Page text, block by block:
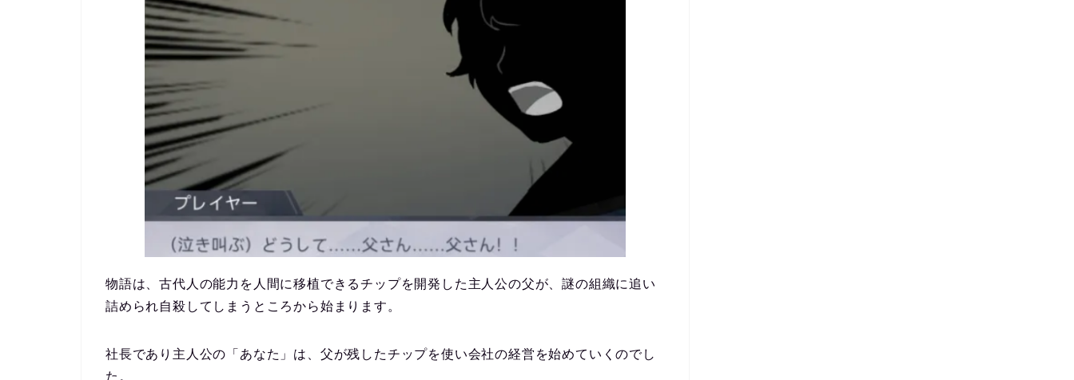
物語は、古代人の能力を人間に移植できるチップを開発した主人公の父が、謎の組織に追い
詰められ自殺してしまうところから始まります。
社長であり主人公の「あなた」は、父が残したチップを使い会社の経営を始めていくのでし
た。